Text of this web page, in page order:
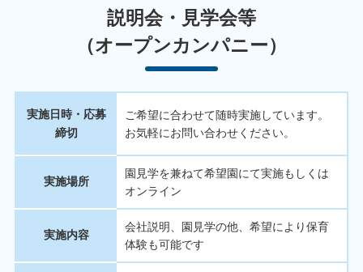
説明会・見学会等
（オープンカンパニー）
実施日時・応募
締切
ご希望に合わせて随時実施しています。
お気軽にお問い合わせください。
実施場所
園見学を兼ねて希望園にて実施もしくは
オンライン
実施内容
会社説明、園見学の他、希望により保育
体験も可能です